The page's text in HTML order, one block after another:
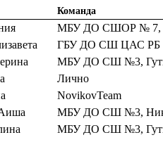
Команда
МБУ ДО СШОР № 7,
ГБУ ДО СШ ЦАС РБ
МБУ ДО СШ №3,
Лично
NovikovTeam
МБУ ДО СШ №3,
МБУ ДО СШ №3,